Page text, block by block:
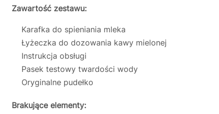
Zawartość zestawu:
Karafka do spieniania mleka
Łyżeczka do dozowania kawy mielonej
Instrukcja obsługi
Pasek testowy twardości wody
Oryginalne pudełko
Brakujące elementy: